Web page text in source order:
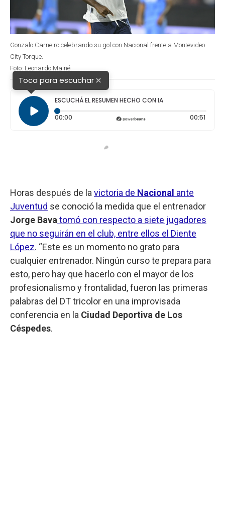
Gonzalo Carneiro celebrando su gol con Nacional frente a Montevideo
City Torque.
Foto: Leonardo Mainé.
Toca para escuchar×
ESCUCHÁ EL RESUMEN HECHO CON IA
00:00 Tiempo transcurrido: 0 segundos 00:51
Horas después de la victoria de Nacional ante
Juventud se conoció la medida que el entrenador
Jorge Bava tomó con respecto a siete jugadores
que no seguirán en el club, entre ellos el Diente
López. “Este es un momento no grato para
cualquier entrenador. Ningún curso te prepara para
esto, pero hay que hacerlo con el mayor de los
profesionalismo y frontalidad, fueron las primeras
palabras del DT tricolor en una improvisada
conferencia en la Ciudad Deportiva de Los
Céspedes.